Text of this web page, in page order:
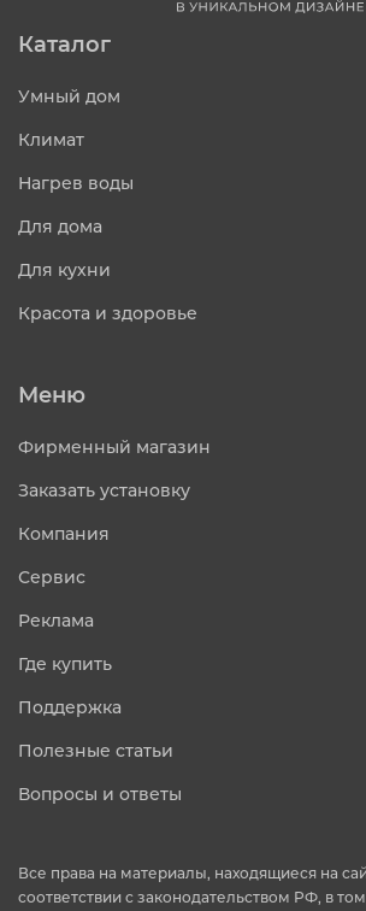
Каталог
Умный дом
Климат
Нагрев воды
Для дома
Для кухни
Красота и здоровье
Меню
Фирменный магазин
Заказать установку
Компания
Сервис
Реклама
Где купить
Поддержка
Полезные статьи
Вопросы и ответы
Все права на материалы, находящиеся на
соответствии с законодательством РФ, в